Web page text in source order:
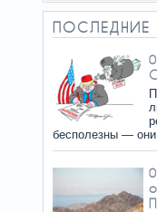
ПОСЛЕДНИЕ
бесполезны —